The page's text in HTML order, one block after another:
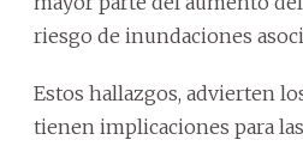
riesgo de inundaciones
Estos hallazgos, advierten
tienen implicaciones para